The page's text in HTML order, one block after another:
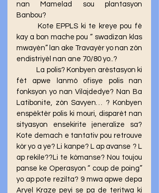
nan Mamelad sou plantasyon
Banbou?
kay a bon mache pou “ swadizan klas
mwayèn” lan ake Travayèr yo nan zòn
endistriyèl nan ane 70/80 yo..?
	La polis? Konbyen arèstasyon ki
fèt apwe lanmò ofisye polis nan
fonksyon yo nan Vilajdedye? Nan Ba
Latibonite, zòn Savyen… ? Konbyen
enspèktèr polis ki mouri, disparèt nan
sityasyon ensekirite jeneralize sa?
Kote demach e tantativ pou retrouve
kòr yo a ye? Li kanpe? L ap avanse ? L
ap rekile??Li te kòmanse? Nou toujou
panse ke Operasyon “ coup de poing”
yo ap pote rezilta? 9 mwa apwe depa
Aryel Kraze peyi se pa de teritwa ki